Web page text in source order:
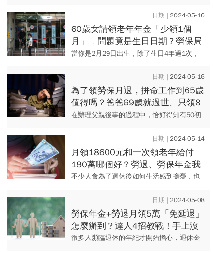
事曆中可看見，5月中下旬將會有14種款項陸
續進帳，包括最多人領...
2024-05-16
60歲女請領老年年金「少領1個
月」，問題竟是生日日期？勞保局
親解關鍵！退休金計算眉角曝光
當你是2月29日出生，除了生日4年過1次，
台中市一名陳姓女子於今年2月29日年滿60
歲，在生...
2024-05-16
為了領勞保月退，拼命工作到65歲
值得嗎？爸爸69歲就過世、只領8
年退休金給我的人生啟示
在辦理父親後事的過程中，恰好得知有50初
了，於是她決定退休。當然，也有別的同事
堅持要65歲才屆齡退休。
2024-05-14
月領18600元和一次領老年給付
180萬哪個好？勞退、勞保年金我
能領多少，請領條件、算式一次看
不少人會為了退休後如何生活感到擔憂，也
上，政府提供3筆退優金，包括勞保老年給付
（勞保年金）、勞工退休金...
2024-05-08
勞保年金+勞退月領5萬「免延退」
怎麼辦到？達人4招教戰！手上沒
1000萬退休金也能安心退
很多人瀕臨退休的年紀才開始擔心，退休金